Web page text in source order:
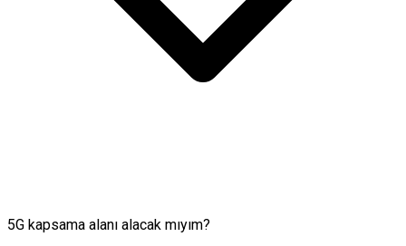
5G kapsama alanı alacak mıyım?